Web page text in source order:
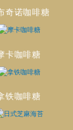
奇诺咖啡糖
卡咖啡糖
铁咖啡糖